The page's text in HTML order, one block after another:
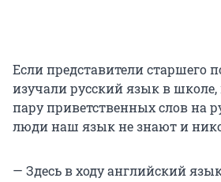
Если представители старшего
изучали русский язык в
пару приветственных слов на
люди наш язык не знают и
— Здесь в ходу английский